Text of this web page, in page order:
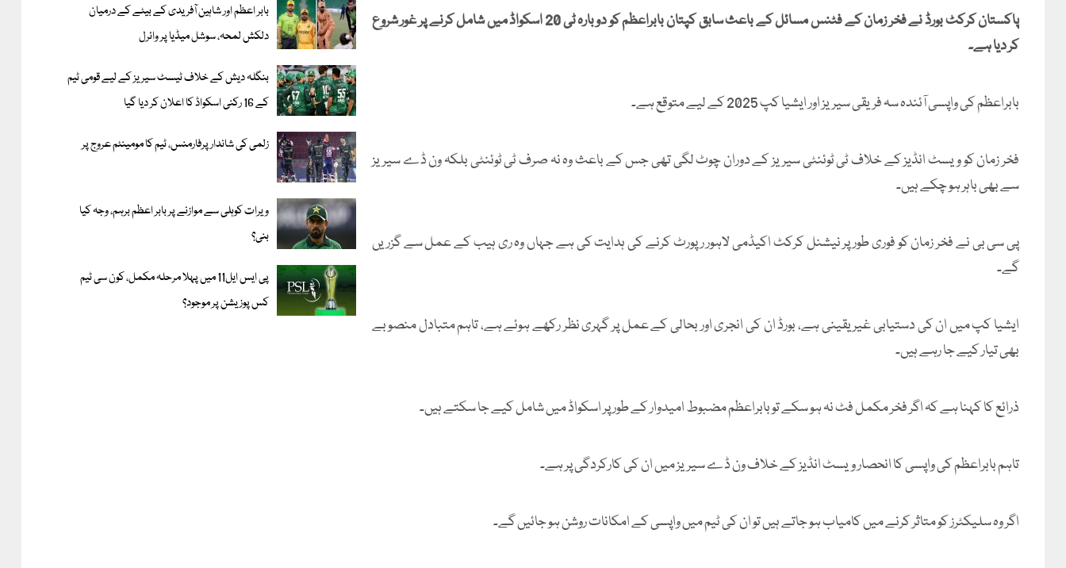
پاکستان کرکٹ بورڈ نے فخر زمان کے فٹنس مسائل کے باعث سابق کپتان بابراعظم کو دوبارہ ٹی 20 اسکواڈ میں شامل کرنے پر غور شروع
کر دیا ہے۔
بابراعظم کی واپسی آئندہ سہ فریقی سیریز اور ایشیا کپ 2025 کے لیے متوقع ہے۔
فخر زمان کو ویسٹ انڈیز کے خلاف ٹی ٹوئنٹی سیریز کے دوران چوٹ لگی تھی جس کے باعث وہ نہ صرف ٹی ٹوئنٹی بلکہ ون ڈے سیریز
سے بھی باہر ہو چکے ہیں۔
پی سی بی نے فخر زمان کو فوری طور پر نیشنل کرکٹ اکیڈمی لاہور رپورٹ کرنے کی ہدایت کی ہے جہاں وہ ری ہیب کے عمل سے گزریں
گے۔
ایشیا کپ میں ان کی دستیابی غیر یقینی ہے، بورڈ ان کی انجری اور بحالی کے عمل پر گہری نظر رکھے ہوئے ہے، تاہم متبادل منصوبے
بھی تیار کیے جا رہے ہیں۔
ذرائع کا کہنا ہے کہ اگر فخر مکمل فٹ نہ ہو سکے تو بابراعظم مضبوط امیدوار کے طور پر اسکواڈ میں شامل کیے جا سکتے ہیں۔
تاہم بابراعظم کی واپسی کا انحصار ویسٹ انڈیز کے خلاف ون ڈے سیریز میں ان کی کارکردگی پر ہے۔
اگر وہ سلیکٹرز کو متاثر کرنے میں کامیاب ہو جاتے ہیں تو ان کی ٹیم میں واپسی کے امکانات روشن ہو جائیں گے۔
بابر اعظم اور شاہین آفریدی کے بیٹے کے درمیان
دلکش لمحہ، سوشل میڈیا پر وائرل
بنگلہ دیش کے خلاف ٹیسٹ سیریز کے لیے قومی ٹیم
کے 16 رکنی اسکواڈ کا اعلان کر دیا گیا
زلمی کی شاندار پرفارمنس، ٹیم کا مومینٹم عروج پر
ویرات کوہلی سے موازنے پر بابر اعظم برہم، وجہ کیا
بنی؟
پی ایس ایل11 میں پہلا مرحلہ مکمل، کون سی ٹیم
کس پوزیشن پر موجود؟